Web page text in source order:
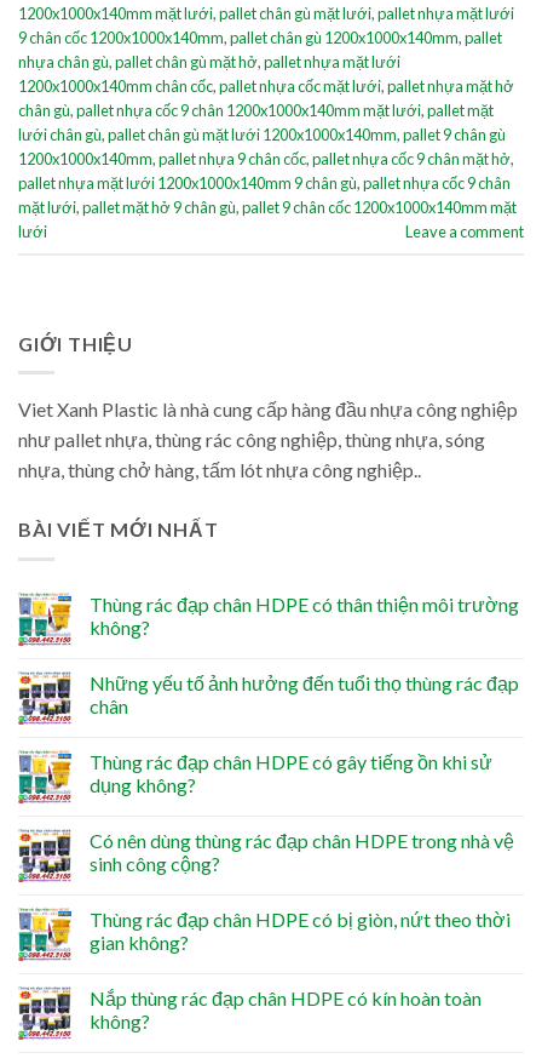
1200x1000x140mm mặt lưới,pallet chân gù mặt lưới,pallet nhựa mặt lưới
9 chân cốc 1200x1000x140mm,pallet chân gù 1200x1000x140mm,pallet
nhựa chân gù,pallet chân gù mặt hở,pallet nhựa mặt lưới
1200x1000x140mm chân cốc,pallet nhựa cốc mặt lưới,pallet nhựa mặt hở
chân gù,pallet nhựa cốc 9 chân 1200x1000x140mm mặt lưới,pallet mặt
lưới chân gù,pallet chân gù mặt lưới 1200x1000x140mm,pallet 9 chân gù
1200x1000x140mm,pallet nhựa 9 chân cốc,pallet nhựa cốc 9 chân mặt hở,
pallet nhựa mặt lưới 1200x1000x140mm 9 chân gù,pallet nhựa cốc 9 chân
mặt lưới,pallet mặt hở 9 chân gù,pallet 9 chân cốc 1200x1000x140mm mặt
lưới
Leave a comment
GIỚI THIỆU
Viet Xanh Plastic là nhà cung cấp hàng đầu nhựa công nghiệp
như pallet nhựa, thùng rác công nghiệp, thùng nhựa, sóng
nhựa, thùng chở hàng, tấm lót nhựa công nghiệp..
BÀI VIẾT MỚI NHẤT
Thùng rác đạp chân HDPE có thân thiện môi trường
không?
Những yếu tố ảnh hưởng đến tuổi thọ thùng rác đạp
chân
Thùng rác đạp chân HDPE có gây tiếng ồn khi sử
dụng không?
Có nên dùng thùng rác đạp chân HDPE trong nhà vệ
sinh công cộng?
Thùng rác đạp chân HDPE có bị giòn, nứt theo thời
gian không?
Nắp thùng rác đạp chân HDPE có kín hoàn toàn
không?